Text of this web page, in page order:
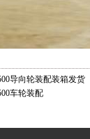
导向轮装配装箱发货
车轮装配